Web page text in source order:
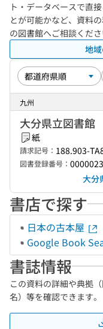
ト・データベースで直
とが可能かなど、資料
の図書館へご相談くだ
地
九州
大分県立図書館
紙
請求記号： 188.903-
図書登録番号：
大分
書店で探す
日本の古本屋
Google Book
書誌情報
この資料の詳細や典拠
名）等を確認できます。